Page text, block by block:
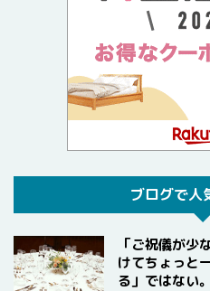
ブログで人
「ご祝儀が少
けてちょっと
る」ではない。